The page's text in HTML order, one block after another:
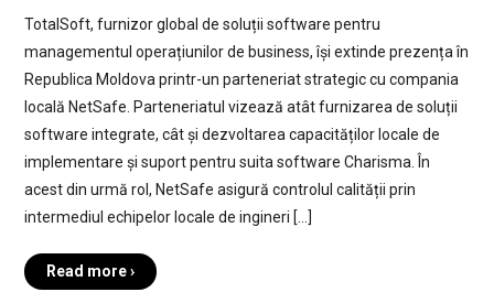
TotalSoft, furnizor global de soluții software pentru
managementul operațiunilor de business, își extinde prezența în
Republica Moldova printr-un parteneriat strategic cu compania
locală NetSafe. Parteneriatul vizează atât furnizarea de soluții
software integrate, cât și dezvoltarea capacităților locale de
implementare și suport pentru suita software Charisma. În
acest din urmă rol, NetSafe asigură controlul calității prin
intermediul echipelor locale de ingineri […]
Read more ›